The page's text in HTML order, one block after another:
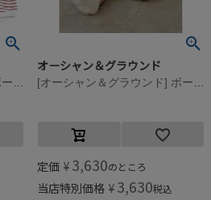
オーシャン＆グラウンド
定価 ¥ 3,630のところ
当店特別価格 ¥ 3,630税込